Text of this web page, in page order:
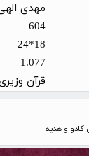
مهدی
604
18*24
1.077
قرآن
و هدیه